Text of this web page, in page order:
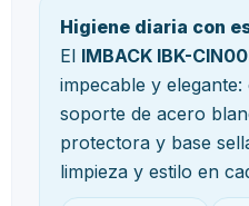
Higiene diaria con
El IMBACK IBK-
impecable y
soporte de acero
protectora y base
limpieza y estilo en